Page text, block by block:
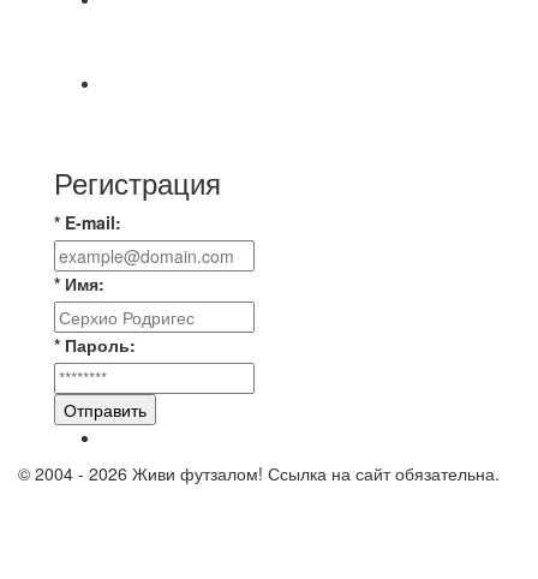
Регистрация
* E-mail:
* Имя:
* Пароль:
Отправить
© 2004 - 2026 Живи футзалом! Ссылка на сайт обязательна.